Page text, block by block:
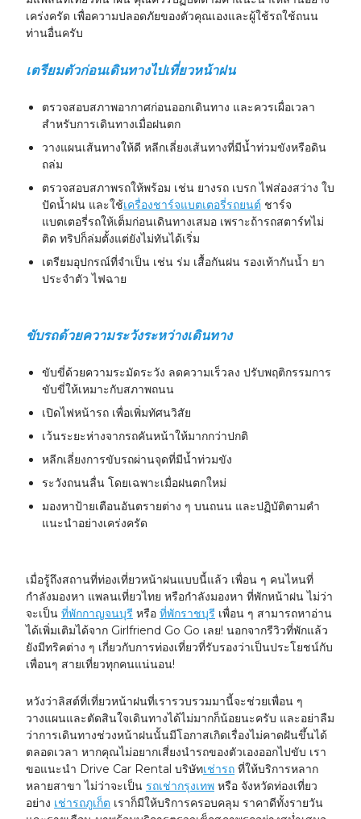
เคร่งครัด เพื่อความปลอดภัยของตัวคุณเองและผู้ใช้รถใช้ถนน
ท่านอื่นครับ
เตรียมตัวก่อนเดินทางไปเที่ยวหน้าฝน
ตรวจสอบสภาพอากาศก่อนออกเดินทาง และควรเผื่อเวลา
สำหรับการเดินทางเมื่อฝนตก
วางแผนเส้นทางให้ดี หลีกเลี่ยงเส้นทางที่มีน้ำท่วมขังหรือดิน
ถล่ม
ตรวจสอบสภาพรถให้พร้อม เช่น ยางรถ เบรก ไฟส่องสว่าง ใบ
ปัดน้ำฝน และใช้เครื่องชาร์จแบตเตอรี่รถยนต์ ชาร์จ
แบตเตอรี่รถให้เต็มก่อนเดินทางเสมอ เพราะถ้ารถสตาร์ทไม่
ติด ทริปก็ล่มตั้งแต่ยังไม่ทันได้เริ่ม
เตรียมอุปกรณ์ที่จำเป็น เช่น ร่ม เสื้อกันฝน รองเท้ากันน้ำ ยา
ประจำตัว ไฟฉาย
ขับรถด้วยความระวังระหว่างเดินทาง
ขับขี่ด้วยความระมัดระวัง ลดความเร็วลง ปรับพฤติกรรมการ
ขับขี่ให้เหมาะกับสภาพถนน
เปิดไฟหน้ารถ เพื่อเพิ่มทัศนวิสัย
เว้นระยะห่างจากรถคันหน้าให้มากกว่าปกติ
หลีกเลี่ยงการขับรถผ่านจุดที่มีน้ำท่วมขัง
ระวังถนนลื่น โดยเฉพาะเมื่อฝนตกใหม่
มองหาป้ายเตือนอันตรายต่าง ๆ บนถนน และปฏิบัติตามคำ
แนะนำอย่างเคร่งครัด
เมื่อรู้ถึงสถานที่ท่องเที่ยวหน้าฝนแบบนี้แล้ว เพื่อน ๆ คนไหนที่
กำลังมองหา แพลนเที่ยวไทย หรือกำลังมองหา ที่พักหน้าฝน ไม่ว่า
จะเป็น ที่พักกาญจนบุรี หรือ ที่พักราชบุรี เพื่อน ๆ สามารถหาอ่าน
ได้เพิ่มเติมได้จาก Girlfriend Go Go เลย! นอกจากรีวิวที่พักแล้ว
ยังมีทริคต่าง ๆ เกี่ยวกับการท่องเที่ยวที่รับรองว่าเป็นประโยชน์กับ
เพื่อนๆ สายเที่ยวทุกคนแน่นอน!
หวังว่าลิสต์ที่เที่ยวหน้าฝนที่เรารวบรวมมานี้จะช่วยเพื่อน ๆ
วางแผนและตัดสินใจเดินทางได้ไม่มากก็น้อยนะครับ และอย่าลืม
ว่าการเดินทางช่วงหน้าฝนนั้นมีโอกาสเกิดเรื่องไม่คาดฝันขึ้นได้
ตลอดเวลา หากคุณไม่อยากเสี่ยงนำรถของตัวเองออกไปขับ เรา
ขอแนะนำ Drive Car Rental บริษัทเช่ารถ ที่ให้บริการหลาก
หลายสาขา ไม่ว่าจะเป็น รถเช่ากรุงเทพ หรือ จังหวัดท่องเที่ยว
อย่าง เช่ารถภูเก็ต เราก็มีให้บริการครอบคลุม ราคาดีทั้งรายวัน